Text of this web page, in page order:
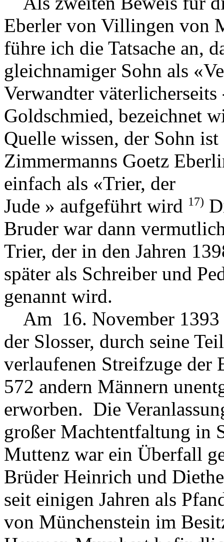
Eberler von Villingen von
führe ich die Tatsache an,
gleichnamiger Sohn als
Verwandter
Goldschmied, bezeichnet
Quelle wissen, der Sohn
Zimmermanns Goetz
einfach als «Trier, der
Jude » aufgeführt wird 17)
Bruder war dann
Trier, der in den Jahren
später als Schreiber und
genannt wird.
Am 16. November 1393
der Slosser, durch seine
verlaufenen Streifzuge der
572 andern Männern
erworben. Die
großer Machtentfaltung in
Muttenz war ein Überfall
Brüder Heinrich und
seit einigen Jahren als
von Münchenstein im